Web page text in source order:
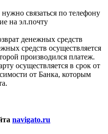
связаться по телефону
на эл.почту
денежных средств
средств осуществляется
производился платеж.
осуществляется в срок от
от Банка, которым
navigato.ru